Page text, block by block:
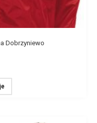
Dobrzyniewo